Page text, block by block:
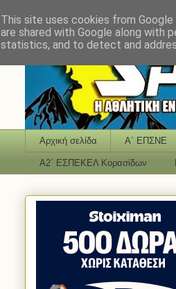
Αρχική σελίδα Α΄ ΕΠΣΝΕ
Α2΄ ΕΣΠΕΚΕΛ Κορασίδων
This site uses cookies from
are shared with Google along with
statistics, and to detect and